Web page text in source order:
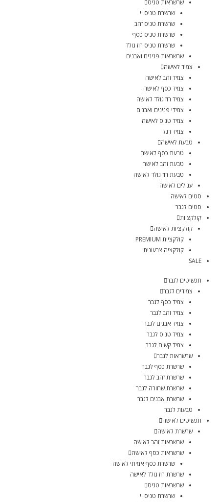
שרשראות טניס
שרשרת טניס וי
שרשרת טניס זהב
שרשרת טניס כסף
שרשרת טניס רוז גולד
שרשראות פנינים ואבנים
צמיד לאישה
צמיד זהב לאישה
צמיד כסף לאישה
צמיד רוז גולד לאישה
צמידי פנינים ואבנים
צמיד טניס לאישה
צמיד רגל
טבעת לאישה
טבעת כסף לאישה
טבעת זהב לאישה
טבעת רוז גולד לאישה
עגילים לאישה
סטים לאישה
סטים לגבר
קולקציות
קולקציות לאישה
קולקציית PREMIUM
קולקציה צבעונית
SALE
תכשיטים לגבר
צמידים לגבר
צמיד כסף לגבר
צמיד זהב לגבר
צמיד אבנים לגבר
צמיד טניס לגבר
צמיד קשיח לגבר
שרשראות לגבר
שרשרת כסף לגבר
שרשרת זהב לגבר
שרשרת שחורה לגבר
שרשרת אבנים לגבר
טבעות לגבר
תכשיטים לאישה
שרשרת לאישה
שרשראות זהב לאישה
שרשראות כסף לאישה
שרשרת כסף אמיתי לאישה
שרשרת רוז גולד לאישה
שרשראות טניס
שרשרת טניס וי